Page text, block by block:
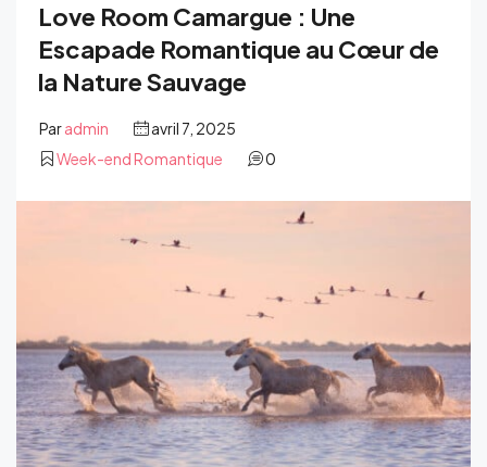
Love Room Camargue : Une
Escapade Romantique au Cœur de
la Nature Sauvage
Paradmin
avril 7, 2025
Week-end Romantique
0